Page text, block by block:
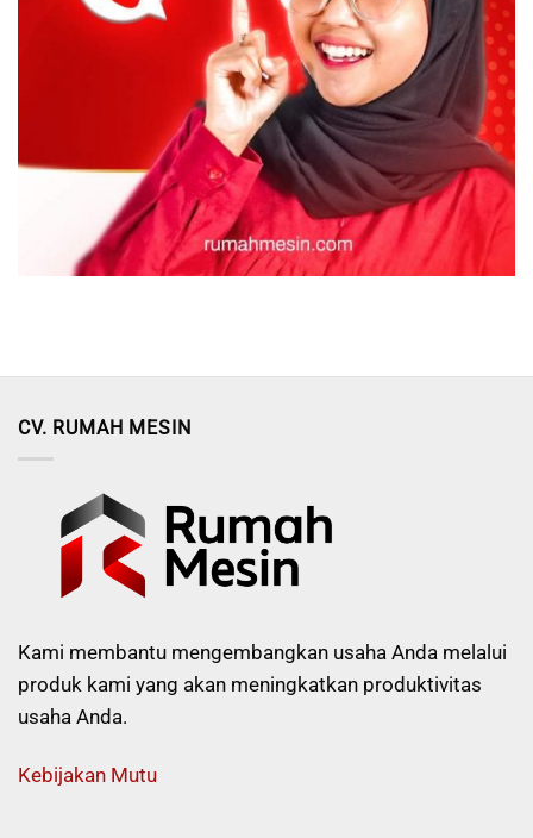
CV. RUMAH MESIN
Kami membantu mengembangkan usaha Anda melalui
produk kami yang akan meningkatkan produktivitas
usaha Anda.
Kebijakan Mutu